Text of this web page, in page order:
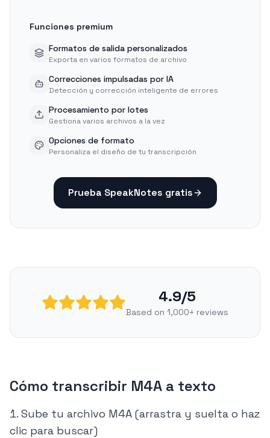
Funciones premium
Formatos de salida personalizados
Exporta en varios formatos de archivo
Correcciones impulsadas por IA
Detección y corrección inteligente de errores
Procesamiento por lotes
Gestiona varios archivos a la vez
Opciones de formato
Personaliza el diseño de tu transcripción
Prueba SpeakNotes gratis
4.9/5
Based on 1,000+ reviews
Cómo transcribir M4A a texto
Sube tu archivo M4A (arrastra y suelta o haz
clic para buscar)